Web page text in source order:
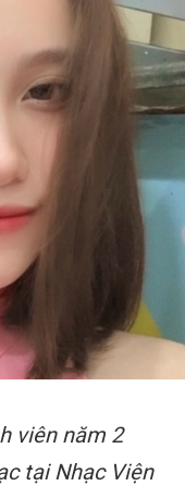
viên năm 2
tại Nhạc Viện